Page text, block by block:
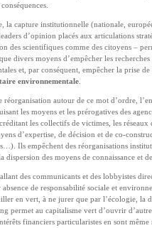
la capture institutionnelle (nationale,
d’opinion placés aux articulations
des scientifiques comme des citoyens –
divers moyens d’empêcher les
et, par conséquent, empêcher la prise
environnementale
réorganisation autour de ce mot d’ordre,
les moyens et les prérogatives des
les collectifs de victimes, les
d’expertise, de décision et de co-
Ils empêchent des réorganisations
dispersion des moyens de connaissance et
des communicants et des lobbyistes
de responsabilité sociale et
en vert, à ne jurer que par l’écologie,
permet au capitalisme vert d’ouvrir
financiers particularistes en sont